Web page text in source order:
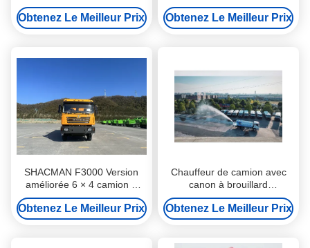
décharges petits camions à
décharges
Obtenez Le Meilleur Prix
à brouillard électronique
Obtenez Le Meilleur Prix
SHACMAN F3000 Version
améliorée 6 × 4 camion à
bascule SX3255DR404,
340HP Euro II Construction
camion à décharger
Obtenez Le Meilleur Prix
Chauffeur de camion avec
canon à brouillard
électronique
Obtenez Le Meilleur Prix